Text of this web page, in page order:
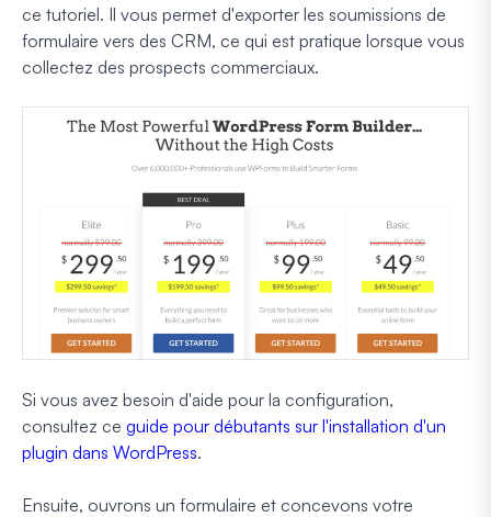
ce tutoriel. Il vous permet d'exporter les soumissions de
formulaire vers des CRM, ce qui est pratique lorsque vous
collectez des prospects commerciaux.
Si vous avez besoin d'aide pour la configuration,
consultez ce guide pour débutants sur l'installation d'un
plugin dans WordPress.
Ensuite, ouvrons un formulaire et concevons votre